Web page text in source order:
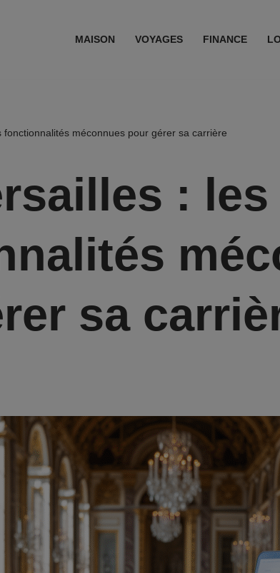
MAISON VOYAGES FINANCE
fonctionnalités méconnues pour gérer sa carrière
: les
sa